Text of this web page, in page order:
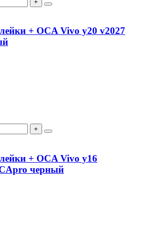
+
+ OCA Vivo y20 v2027
+
+ OCA Vivo y16
черный